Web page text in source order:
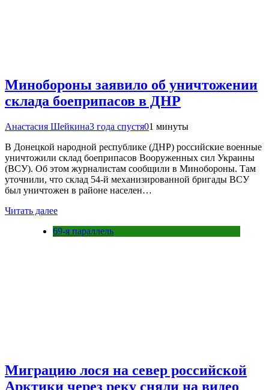
Минобороны заявило об уничтожении
склада боеприпасов в ДНР
Анастасия Шейкина3 года спустя01 минуты
В Донецкой народной республике (ДНР) российские военные
уничтожили склад боеприпасов Вооруженных сил Украины
(ВСУ). Об этом журналистам сообщили в Минобороны. Там
уточнили, что склад 54-й механизированной бригады ВСУ
был уничтожен в районе населен…
Читать далее
69-я параллель
Миграцию лося на север российской
Арктики через реку сняли на видео